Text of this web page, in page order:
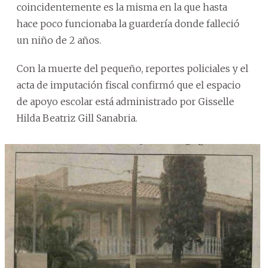
coincidentemente es la misma en la que hasta
hace poco funcionaba la guardería donde falleció
un niño de 2 años.
Con la muerte del pequeño, reportes policiales y el
acta de imputación fiscal confirmó que el espacio
de apoyo escolar está administrado por Gisselle
Hilda Beatriz Gill Sanabria.